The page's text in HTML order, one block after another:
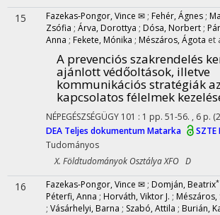
15 Fazekas-Pongor, Vince ✉ ; Fehér, Ágnes ;
Zsófia ; Árva, Dorottya ; Dósa, Norbert ;
Anna ; Fekete, Mónika ; Mészáros, Ágota et
A prevenciós szakrendelés
ajánlott védőoltások, illetve
kommunikációs stratégiák
kapcsolatos félelmek
NÉPEGÉSZSÉGÜGY 101 : 1 pp. 51-56. , 6 p.
DEA Teljes dokumentumMatarka
Tudományos
X. Földtudományok Osztálya XFO D
16 Fazekas-Pongor, Vince ✉ ; Domján, Beatrix*
Péterfi, Anna ; Horváth, Viktor J. ; Mészáros,
; Vásárhelyi, Barna ; Szabó, Attila ; Burián,